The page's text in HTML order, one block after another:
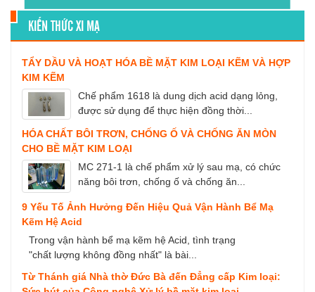
KIẾN THỨC XI MẠ
TẨY DẦU VÀ HOẠT HÓA BỀ MẶT KIM LOẠI KẼM VÀ HỢP
KIM KẼM
Chế phẩm 1618 là dung dịch acid dạng lỏng,
được sử dụng để thực hiện đồng thời...
HÓA CHẤT BÔI TRƠN, CHỐNG Ố VÀ CHỐNG ĂN MÒN
CHO BỀ MẶT KIM LOẠI
MC 271-1 là chế phẩm xử lý sau mạ, có chức
năng bôi trơn, chống ố và chống ăn...
9 Yếu Tố Ảnh Hưởng Đến Hiệu Quả Vận Hành Bể Mạ
Kẽm Hệ Acid
Trong vận hành bể mạ kẽm hệ Acid, tình trạng
"chất lượng không đồng nhất" là bài...
Từ Thánh giá Nhà thờ Đức Bà đến Đẳng cấp Kim loại: